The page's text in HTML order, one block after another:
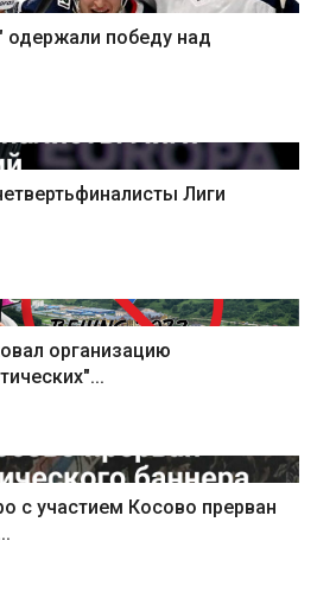
победу над
Лиги
организацию
с участием Косово прерван